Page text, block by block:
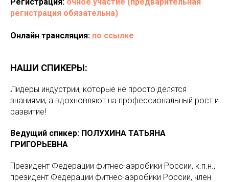
Регистрация: очное участие (предварительная
регистрация обязательна)
Онлайн трансляция: по ссылке
НАШИ СПИКЕРЫ:
Лидеры индустрии, которые не просто делятся
знаниями, а вдохновляют на профессиональный рост и
развитие!
Ведущий спикер: ПОЛУХИНА ТАТЬЯНА
ГРИГОРЬЕВНА
Президент Федерации фитнес-аэробики России, к.п.н.,
президент Федерации фитнес-аэробики России, член